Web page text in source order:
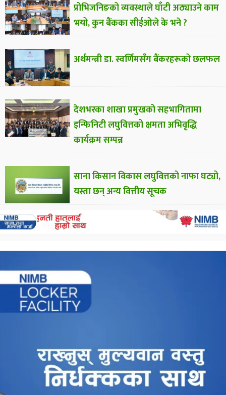
प्रोभिजनिङको व्यवस्थाले घाँटी अठ्याउने काम
भयो, कुन बैंकका सीईओले के भने ?
अर्थमन्त्री डा. स्वर्णिमसँग बैंकरहरूको छलफल
देशभरका शाखा प्रमुखको सहभागितामा
इन्फिनिटी लघुवित्तको क्षमता अभिवृद्धि
कार्यक्रम सम्पन्न
साना किसान विकास लघुवित्तको नाफा घट्यो,
यस्ता छन् अन्य वित्तीय सूचक